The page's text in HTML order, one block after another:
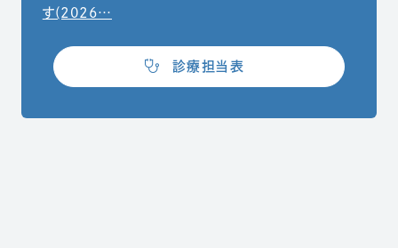
す(2026…
診療担当表
（別ウィンドウで開きます）